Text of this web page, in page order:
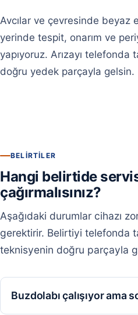
Avcılar ve çevresinde beyaz
yerinde tespit, onarım ve
yapıyoruz. Arızayı
doğru yedek parçayla gelsin.
BELIRTILER
Hangi belirtide
çağırmalısınız?
Aşağıdaki durumlar cihazı
gerektirir. Belirtiyi telefonda
teknisyenin doğru parçayla
Buzdolabı çalışıyor ama